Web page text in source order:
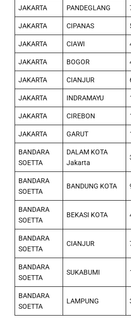
JAKARTA PANDEGLANG
JAKARTA CIPANAS
JAKARTA CIAWI
JAKARTA BOGOR
JAKARTA CIANJUR
JAKARTA INDRAMAYU
JAKARTA CIREBON
JAKARTA GARUT
BANDARA
SOETTA
DALAM KOTA
Jakarta
BANDARA
SOETTA
BANDUNG KOTA
BANDARA
SOETTA
BEKASI KOTA
BANDARA
SOETTA
CIANJUR
BANDARA
SOETTA
SUKABUMI
BANDARA
SOETTA
LAMPUNG